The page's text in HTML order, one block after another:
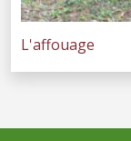
L'affouage